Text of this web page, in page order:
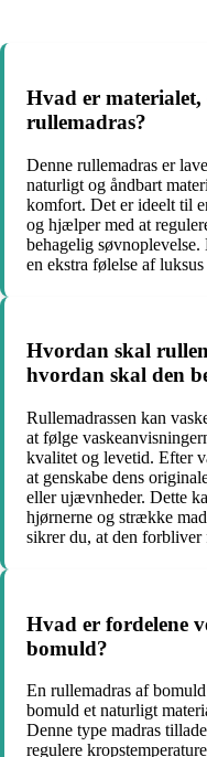
Hvad er materialet,
rullemadras?
Denne rullemadras er
naturligt og åndbart
komfort. Det er ideelt til
og hjælper med at
behagelig
en ekstra følelse af
Hvordan skal
hvordan skal den
Rullemadrassen kan
at følge
kvalitet og levetid. Efter
at genskabe dens
eller ujævnheder. Dette
hjørnerne og strække
sikrer du, at den
Hvad er fordelene
bomuld?
En rullemadras af
bomuld et naturligt
Denne type madras
regulere